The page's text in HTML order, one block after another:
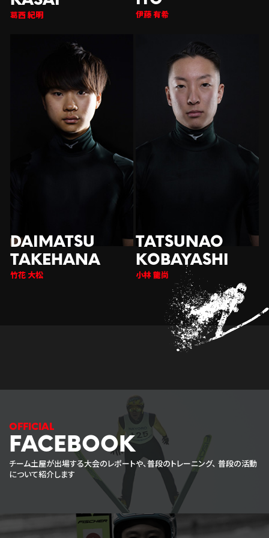
西 紀明 伊藤 有希
竹花 大松 小林 龍尚
FACEBOOK
チーム土屋が出場する大会のレポートや、普段のトレーニング、 普段の活動
について紹介します